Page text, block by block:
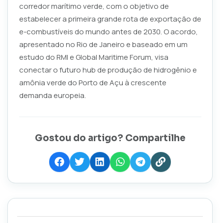
corredor marítimo verde, com o objetivo de
estabelecer a primeira grande rota de exportação de
e-combustíveis do mundo antes de 2030. O acordo,
apresentado no Rio de Janeiro e baseado em um
estudo do RMI e Global Maritime Forum, visa
conectar o futuro hub de produção de hidrogênio e
amônia verde do Porto de Açu à crescente
demanda europeia.
Gostou do artigo? Compartilhe